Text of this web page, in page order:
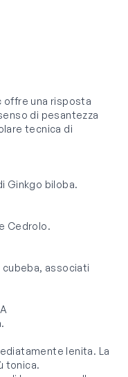
offre una risposta
di pesantezza
tecnica di
Ginkgo biloba.
Cedrolo.
cubeba, associati
lenita. La
tonica.